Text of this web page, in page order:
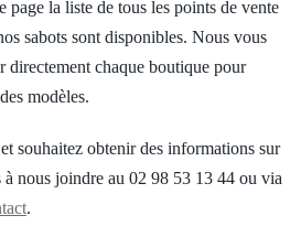
page la liste de tous les points de vente
sabots sont disponibles. Nous vous
directement chaque boutique pour
modèles.
souhaitez obtenir des informations sur
à nous joindre au 02 98 53 13 44 ou via
.